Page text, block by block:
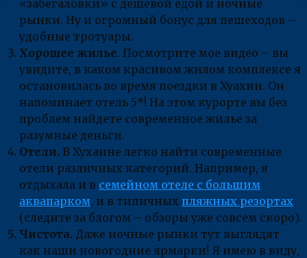
«забегаловки» с дешевой едой и ночные
рынки. Ну и огромный бонус для пешеходов –
удобные тротуары.
Хорошее жилье. Посмотрите мое видео – вы
увидите, в каком красивом жилом комплексе я
остановилась во время поездки в Хуахин. Он
напоминает отель 5*! На этом курорте вы без
проблем найдете современное жилье за
разумные деньги.
Отели. В Хухаине легко найти современные
отели различных категорий. Например, я
отдыхала и в семейном отеле с большим
аквапарком, и в типичных пляжных резортах
(следите за блогом – обзоры уже совсем скоро).
Чистота. Даже ночные рынки тут выглядят
как наши новогодние ярмарки! Я имею в виду,